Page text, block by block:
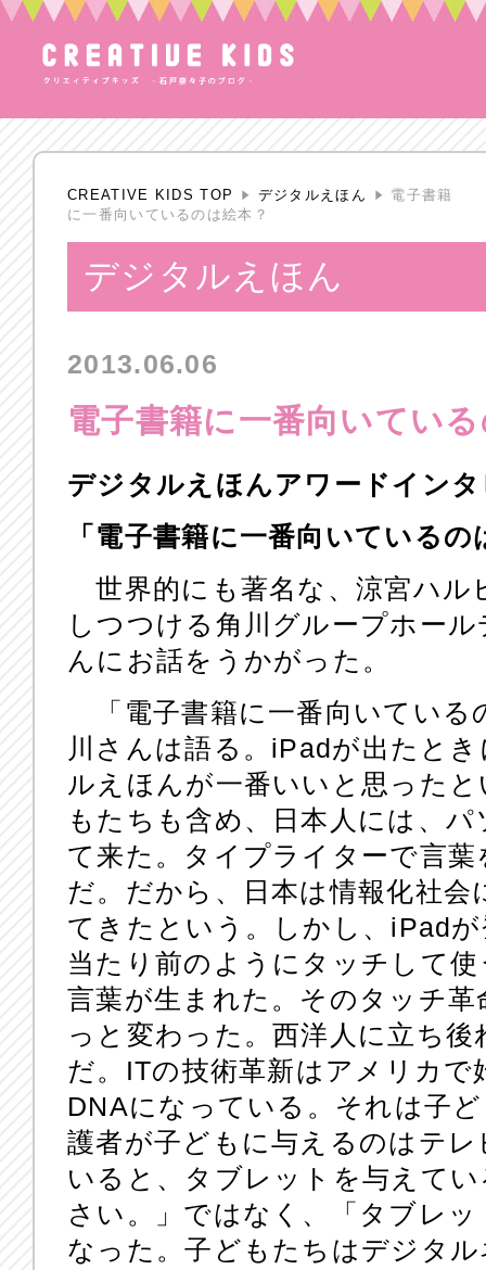
CREATIVE KIDS TOP デジタルえほん
電子書籍
に一番向いているのは絵本？
デジタルえほん
2013.06.06
電子書籍に一番向いてい
デジタルえほんアワードイン
「電子書籍に一番向いているの
世界的にも著名な、涼宮ハル
しつつける角川グループホー
んにお話をうかがった。
「電子書籍に一番向いている
川さんは語る。iPadが出たと
ルえほんが一番いいと思った
もたちも含め、日本人には、
て来た。タイプライターで言
だ。だから、日本は情報化社
てきたという。しかし、iPad
当たり前のようにタッチして
言葉が生まれた。そのタッチ
っと変わった。西洋人に立ち
だ。ITの技術革新はアメリカ
DNAになっている。それは子
護者が子どもに与えるのはテ
いると、タブレットを与えて
さい。」ではなく、「タブレ
なった。子どもたちはデジタ